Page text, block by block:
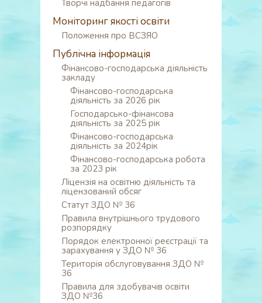
Творчі надбання педагогів
Моніторинг якості освіти
Положення про ВСЗЯО
Публічна інформація
Фінансово-господарська діяльність
закладу
Фінансово-господарська
діяльність за 2026 рік
Господарсько-фінансова
діяльність за 2025 рік
Фінансово-господарська
діяльність за 2024рік
Фінансово-господарська робота
за 2023 рік
Ліцензія на освітню діяльність та
ліцензований обсяг
Статут ЗДО № 36
Правила внутрішнього трудового
розпорядку
Порядок електронної реєстрації та
зарахування у ЗДО № 36
Територія обслуговування ЗДО №
36
Правила для здобувачів освіти
ЗДО №36